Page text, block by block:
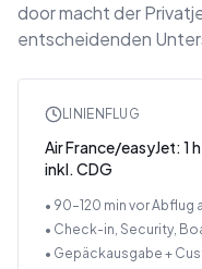
door macht der
entscheidenden
LINIENFLUG
Air France/easyJet: 1
inkl. CDG
• 90–120 min vor Abflug
• Check-in, Security,
• Gepäckausgabe +